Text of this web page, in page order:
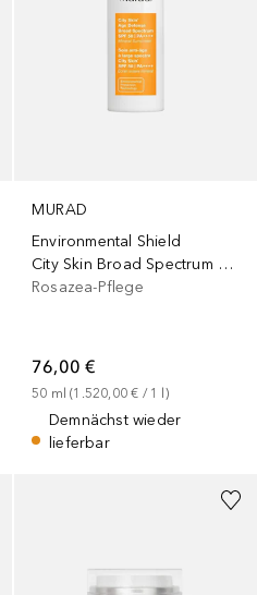
MURAD
Environmental Shield
City Skin Broad Spectrum SPF 50 | PA ++++
Rosazea-Pflege
76,00 €
50 ml (1.520,00 € / 1 l)
Demnächst wieder
lieferbar